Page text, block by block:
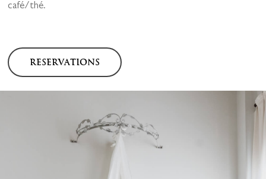
café/thé.
RESERVATIONS